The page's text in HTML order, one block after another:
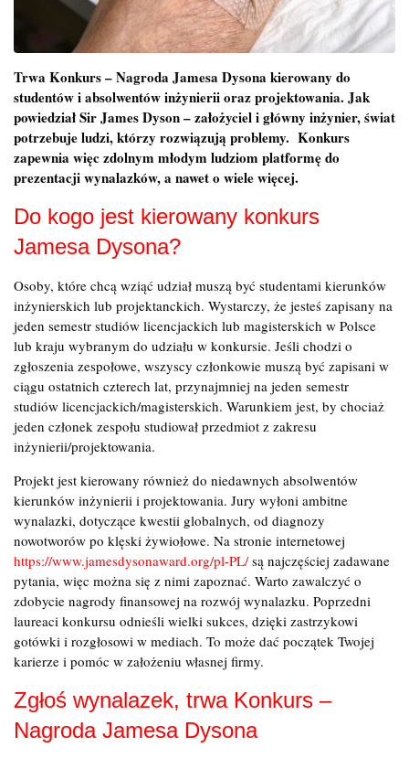
Trwa Konkurs – Nagroda Jamesa Dysona kierowany do
studentów i absolwentów inżynierii oraz projektowania. Jak
powiedział Sir James Dyson – założyciel i główny inżynier, świat
potrzebuje ludzi, którzy rozwiązują problemy. Konkurs
zapewnia więc zdolnym młodym ludziom platformę do
prezentacji wynalazków, a nawet o wiele więcej.
Do kogo jest kierowany konkurs
Jamesa Dysona?
Osoby, które chcą wziąć udział muszą być studentami kierunków
inżynierskich lub projektanckich. Wystarczy, że jesteś zapisany na
jeden semestr studiów licencjackich lub magisterskich w Polsce
lub kraju wybranym do udziału w konkursie. Jeśli chodzi o
zgłoszenia zespołowe, wszyscy członkowie muszą być zapisani w
ciągu ostatnich czterech lat, przynajmniej na jeden semestr
studiów licencjackich/magisterskich. Warunkiem jest, by chociaż
jeden członek zespołu studiował przedmiot z zakresu
inżynierii/projektowania.
Projekt jest kierowany również do niedawnych absolwentów
kierunków inżynierii i projektowania. Jury wyłoni ambitne
wynalazki, dotyczące kwestii globalnych, od diagnozy
nowotworów po klęski żywiołowe. Na stronie internetowej
https://www.jamesdysonaward.org/pl-PL/są najczęściej zadawane
pytania, więc można się z nimi zapoznać. Warto zawalczyć o
zdobycie nagrody finansowej na rozwój wynalazku. Poprzedni
laureaci konkursu odnieśli wielki sukces, dzięki zastrzykowi
gotówki i rozgłosowi w mediach. To może dać początek Twojej
karierze i pomóc w założeniu własnej firmy.
Zgłoś wynalazek, trwa Konkurs –
Nagroda Jamesa Dysona